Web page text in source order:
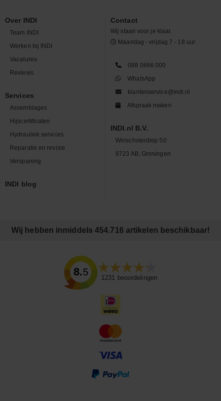
Over INDI
Team INDI
Werken bij INDI
Vacatures
Reviews
Services
Assemblages
Hijscertificaten
Hydrauliek services
Reparatie en revisie
Verspaning
INDI blog
Contact
Wij staan voor je klaar.
Maandag - vrijdag 7 - 18 uur
088 0666 000
WhatsApp
klantenservice@indi.nl
Afspraak maken
INDI.nl B.V.
Winschoterdiep 50
9723 AB, Groningen
Wij hebben inmiddels 454.716 artikelen beschikbaar!
8.5
1231 beoordelingen